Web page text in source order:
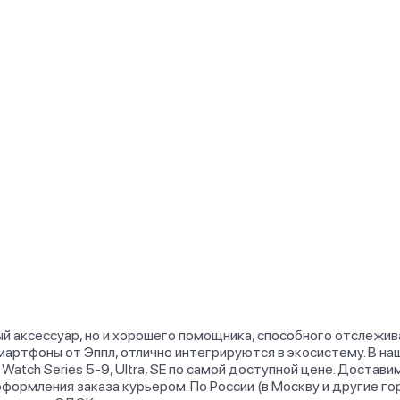
аксессуар, но и хорошего помощника, способного
от Эппл, отлично интегрируются в экосистему. В
Series 5-9, Ultra, SE по самой доступной цене.
заказа курьером. По России (в Москву и другие